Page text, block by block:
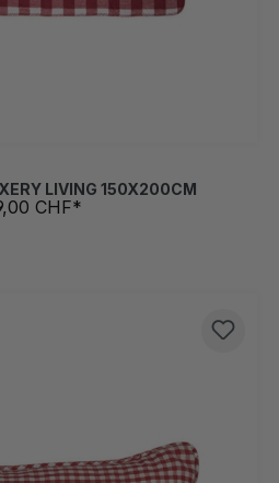
LIVING 150X200CM
CHF*